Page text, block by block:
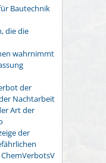
Bautechnik
die die
wahrnimmt
der
Nachtarbeit
Art der
der